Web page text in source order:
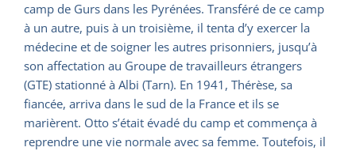
camp de Gurs dans les Pyrénées. Transféré de ce camp
à un autre, puis à un troisième, il tenta d’y exercer la
médecine et de soigner les autres prisonniers, jusqu’à
son affectation au Groupe de travailleurs étrangers
(GTE) stationné à Albi (Tarn). En 1941, Thérèse, sa
fiancée, arriva dans le sud de la France et ils se
marièrent. Otto s’était évadé du camp et commença à
reprendre une vie normale avec sa femme. Toutefois, il